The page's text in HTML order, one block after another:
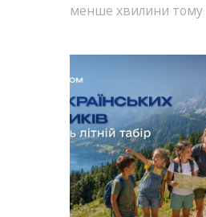
менше хвилини тому